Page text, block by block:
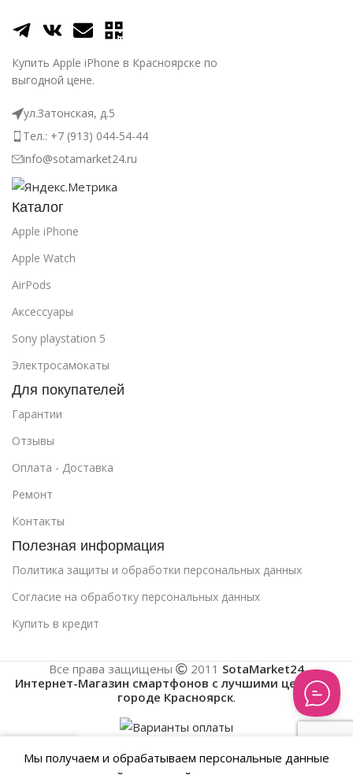
Купить Apple iPhone в Красноярске по
выгодной цене.
ул.Затонская, д.5
Тел.: +7 (913) 044-54-44
info@sotamarket24.ru
Каталог
Apple iPhone
Apple Watch
AirPods
Аксессуары
Sony playstation 5
Электросамокаты
Для покупателей
Гарантии
Отзывы
Оплата - Доставка
Ремонт
Контакты
Полезная информация
Политика защиты и обработки персональных данных
Cогласие на обработку персональных данных
Купить в кредит
Все права защищены 2011 SotaMarket24
Интернет-Магазин смартфонов с лучшими ценами в
городе Красноярск.
Мы получаем и обрабатываем персональные данные
Список желаний
Корзина